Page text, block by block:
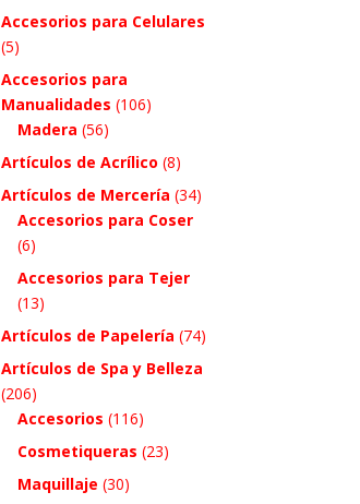
Accesorios para Celulares
(5)
Accesorios para
Manualidades (106)
Madera (56)
Artículos de Acrílico (8)
Artículos de Mercería (34)
Accesorios para Coser
(6)
Accesorios para Tejer
(13)
Artículos de Papelería (74)
Artículos de Spa y Belleza
(206)
Accesorios (116)
Cosmetiqueras (23)
Maquillaje (30)